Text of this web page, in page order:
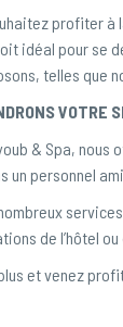
profiter à
idéal pour se
telles que
VOTRE
& Spa,
un personnel
de l’hôtel
et venez